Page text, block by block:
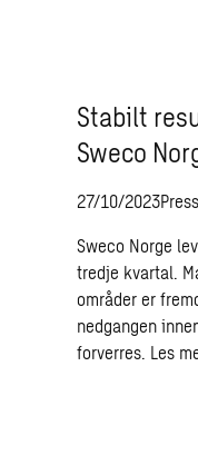
Stabilt
Sweco
27/10/2023
Sweco Norge
tredje kvartal.
områder er
nedgangen
forverres. Les